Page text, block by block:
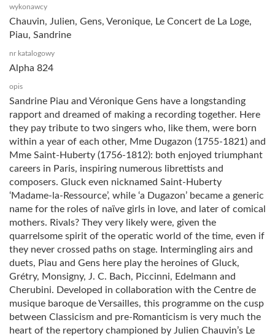
wykonawcy
Chauvin, Julien, Gens, Veronique, Le Concert de La Loge,
Piau, Sandrine
nr katalogowy
Alpha 824
opis
Sandrine Piau and Véronique Gens have a longstanding
rapport and dreamed of making a recording together. Here
they pay tribute to two singers who, like them, were born
within a year of each other, Mme Dugazon (1755-1821) and
Mme Saint-Huberty (1756-1812): both enjoyed triumphant
careers in Paris, inspiring numerous librettists and
composers. Gluck even nicknamed Saint-Huberty
‘Madame-la-Ressource’, while ‘a Dugazon’ became a generic
name for the roles of naïve girls in love, and later of comical
mothers. Rivals? They very likely were, given the
quarrelsome spirit of the operatic world of the time, even if
they never crossed paths on stage. Intermingling airs and
duets, Piau and Gens here play the heroines of Gluck,
Grétry, Monsigny, J. C. Bach, Piccinni, Edelmann and
Cherubini. Developed in collaboration with the Centre de
musique baroque de Versailles, this programme on the cusp
between Classicism and pre-Romanticism is very much the
heart of the repertory championed by Julien Chauvin’s Le